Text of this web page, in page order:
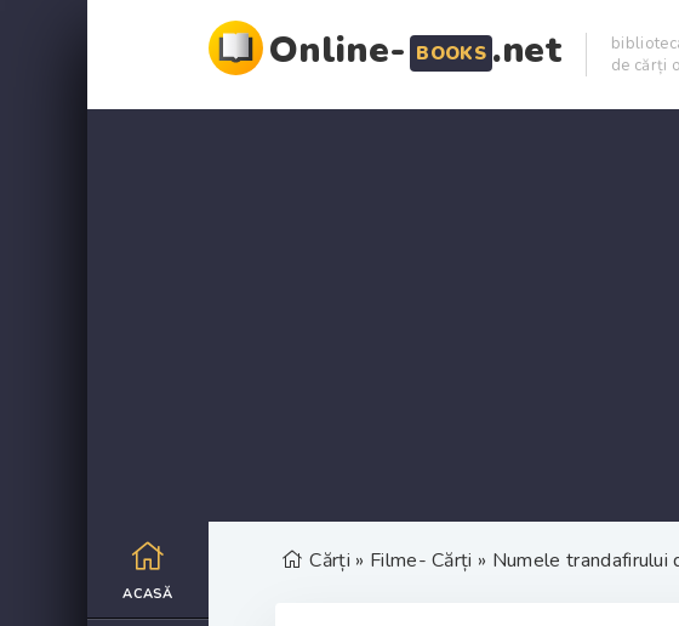
Online- BOOKS .net
de cărți
ACASĂ
Cărți » Filme- Cărți » Numele